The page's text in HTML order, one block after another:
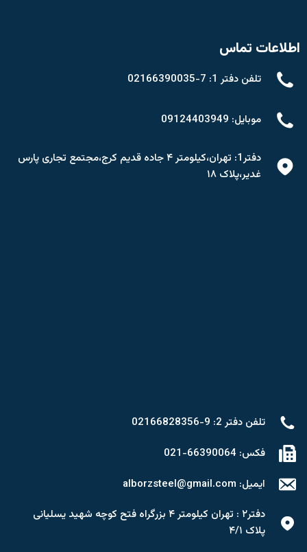
اطلاعات تماس
تلفن دفتر 1: 7-02166390035
موبایل: 09124403949
دفتر1: تهران،کیلومتر ۴ جاده قدیم کرج،مجتمع تجاری پارس
غدیر،پلاک ۱۸
تلفن دفتر 2: 9-02166828356
فکس: 66390064-021
ایمیل: alborzsteel@gmail.com
دفتر۲ : تهران کیلومتر ۴ بزرگراه فتح کوچه شهید یسلیانی
پلاک ۴/۱